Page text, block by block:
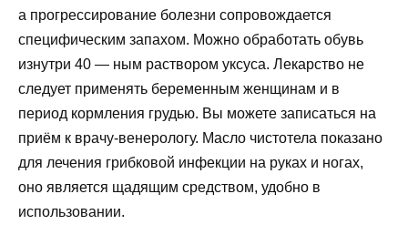
а прогрессирование болезни сопровождается
специфическим запахом. Можно обработать обувь
изнутри 40 — ным раствором уксуса. Лекарство не
следует применять беременным женщинам и в
период кормления грудью. Вы можете записаться на
приём к врачу-венерологу. Масло чистотела показано
для лечения грибковой инфекции на руках и ногах,
оно является щадящим средством, удобно в
использовании.